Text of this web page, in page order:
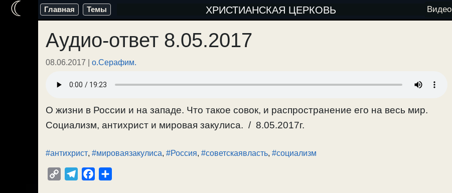
Перейти
содержимому
Главная Темы ХРИСТИАНСКАЯ ЦЕРКОВЬ Видео
Аудио-ответ 8.05.2017
08.06.2017 | о.Серафим.
О жизни в России и на западе. Что такое совок, и распространение его на весь мир.
Социализм, антихрист и мировая закулиса. / 8.05.2017г.
#антихрист, #мироваязакулиса, #Россия, #советскаявласть, #социализм
☾